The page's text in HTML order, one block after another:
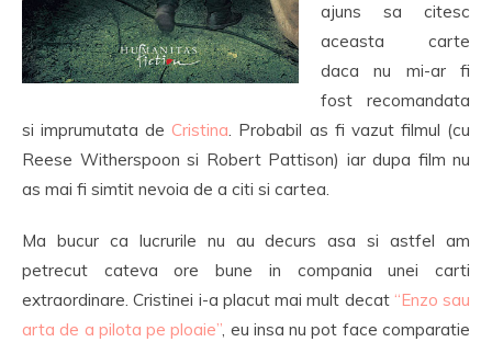
ajuns sa citesc
aceasta carte
daca nu mi-ar fi
fost recomandata
si imprumutata deCristina. Probabil as fi vazut filmul (cu
Reese Witherspoon si Robert Pattison) iar dupa film nu
as mai fi simtit nevoia de a citi si cartea.
Ma bucur ca lucrurile nu au decurs asa si astfel am
petrecut cateva ore bune in compania unei carti
extraordinare. Cristinei i-a placut mai mult decat “Enzo sau
arta de a pilota pe ploaie”, eu insa nu pot face comparatie